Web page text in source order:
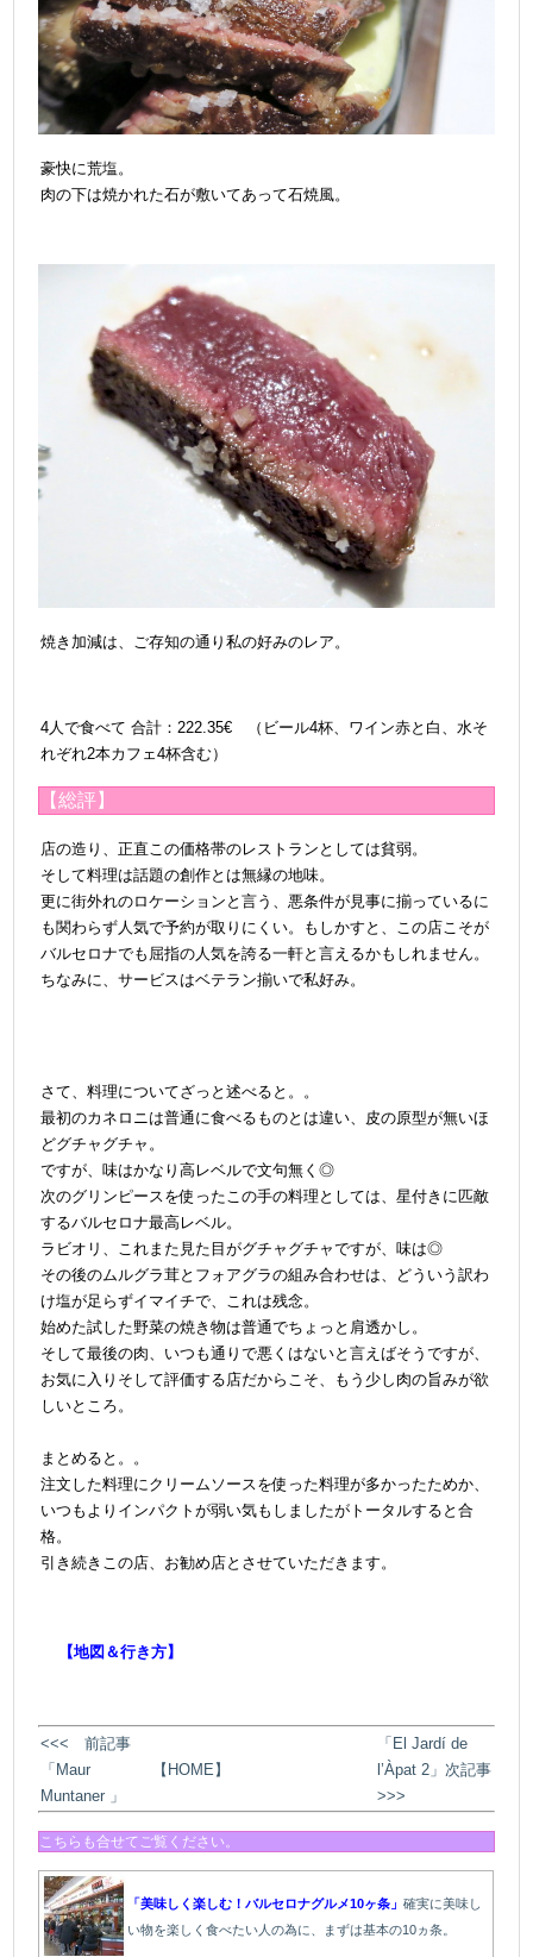
豪快に荒塩。
肉の下は焼かれた石が敷いてあって石焼風。
焼き加減は、ご存知の通り私の好みのレア。
4人で食べて 合計：222.35€ （ビール4杯、ワイン赤と白、水そ
れぞれ2本カフェ4杯含む）
【総評】
店の造り、正直この価格帯のレストランとしては貧弱。
そして料理は話題の創作とは無縁の地味。
更に街外れのロケーションと言う、悪条件が見事に揃っているに
も関わらず人気で予約が取りにくい。もしかすと、
この店こそが
バルセロナでも屈指の人気を誇る一軒と言えるかもしれません。
ちなみに、サービスはベテラン揃いで私好み。
さて、料理についてざっと述べると。。
最初のカネロニは普通に食べるものとは違い、皮の原型が無いほ
どグチャグチャ。
ですが、味はかなり高レベルで文句無く◎
次のグリンピースを使ったこの手の料理としては、星付きに匹敵
するバルセロナ最高レベル。
ラビオリ、これまた見た目がグチャグチャですが、味は◎
その後のムルグラ茸とフォアグラの組み合わせは、どういう訳わ
け塩が足らずイマイチで、これは残念。
始めた試した野菜の焼き物は普通でちょっと肩透かし。
そして最後の肉、いつも通りで悪くはないと言えばそうですが、
お気に入りそして評価する店だからこそ、もう少し肉の旨みが欲
しいところ。
まとめると。。
注文した料理にクリームソースを使った料理が多かったためか、
いつもよりインパクトが弱い気もしましたがトータルすると合
格。
引き続きこの店、お勧め店とさせていただきます。
【地図＆行き方】
<<< 前記事
「Maur
Muntaner 」
【HOME】
「El Jardí de
l’Àpat 2」次記事
>>>
こちらも合せてご覧ください。
「美味しく楽しむ！バルセロナグルメ10ヶ条」確実に美味し
い物を楽しく食べたい人の為に、まずは基本の10ヵ条。